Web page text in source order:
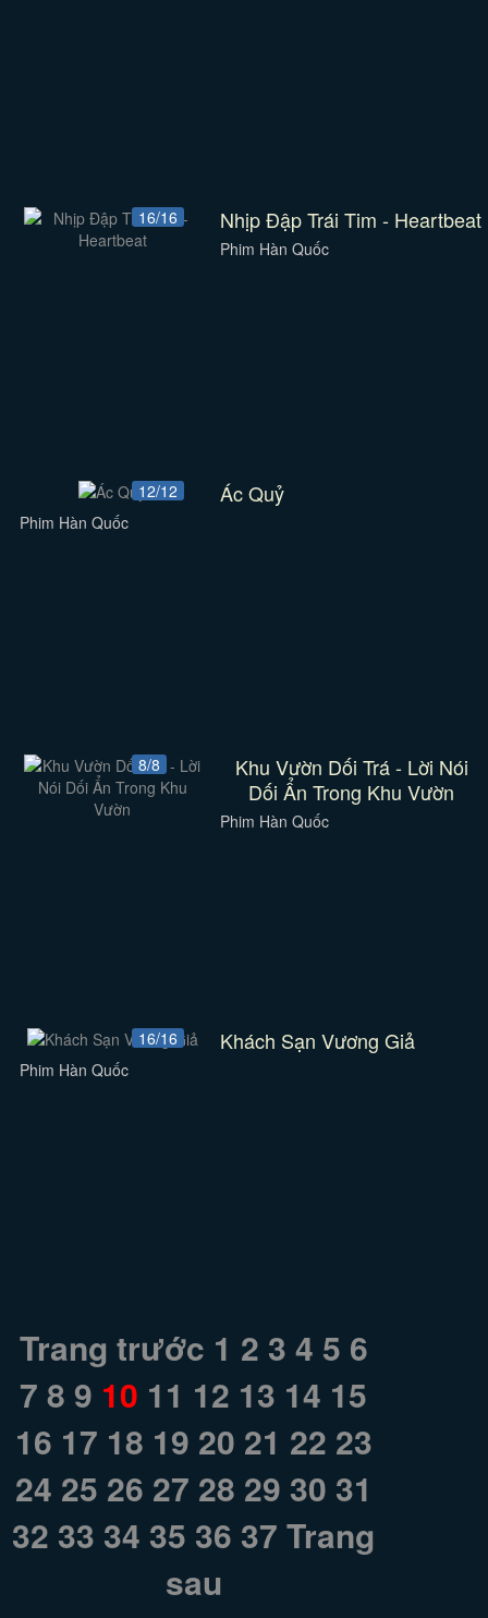
16/16 Nhịp Đập Trái Tim - Heartbeat
Phim Hàn Quốc
12/12 Ác Quỷ
Phim Hàn Quốc
8/8
Khu Vườn Dối Trá - Lời Nói
Dối Ẩn Trong Khu Vườn
Phim Hàn Quốc
16/16 Khách Sạn Vương Giả
Phim Hàn Quốc
Trang trước 1 2 3 4 5 6
7 8 9 10 11 12 13 14 15
16 17 18 19 20 21 22 23
24 25 26 27 28 29 30 31
32 33 34 35 36 37 Trang
sau